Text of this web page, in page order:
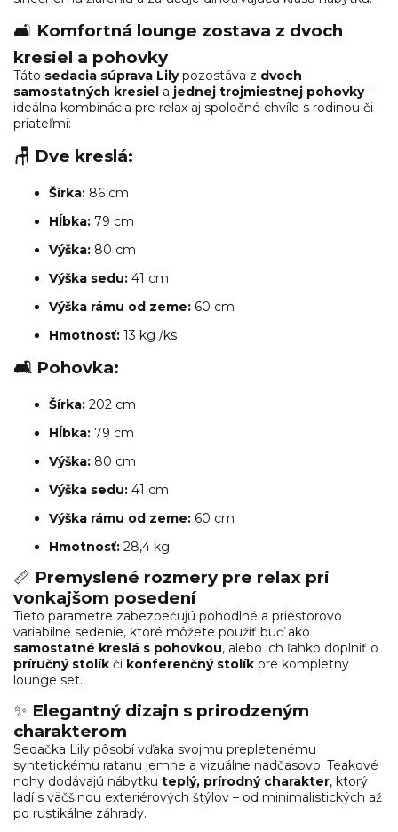
🛋 Komfortná lounge zostava z dvoch
kresiel a pohovky
Táto sedacia súprava Lilypozostáva z dvoch
samostatných kresiel a jednej trojmiestnej pohovky–
ideálna kombinácia pre relax aj spoločné chvíle s rodinou či
priateľmi:
🪑 Dve kreslá:
Šírka: 86 cm
Hĺbka: 79 cm
Výška: 80 cm
Výška sedu: 41 cm
Výška rámu od zeme: 60 cm
Hmotnosť: 13 kg /ks
🛋 Pohovka:
Šírka: 202 cm
Hĺbka: 79 cm
Výška: 80 cm
Výška sedu: 41 cm
Výška rámu od zeme: 60 cm
Hmotnosť: 28,4 kg
📏 Premyslené rozmery pre relax pri
vonkajšom posedení
Tieto parametre zabezpečujú pohodlné a priestorovo
variabilné sedenie, ktoré môžete použiť buď ako
samostatné kreslá s pohovkou, alebo ich ľahko doplniť o
príručný stolík či konferenčný stolík pre kompletný
lounge set.
✨ Elegantný dizajn s prirodzeným
charakterom
Sedačka Lily pôsobí vďaka svojmu prepletenému
syntetickému ratanu jemne a vizuálne nadčasovo. Teakové
nohy dodávajú nábytku teplý, prírodný charakter, ktorý
ladí s väčšinou exteriérových štýlov – od minimalistických až
po rustikálne záhrady.